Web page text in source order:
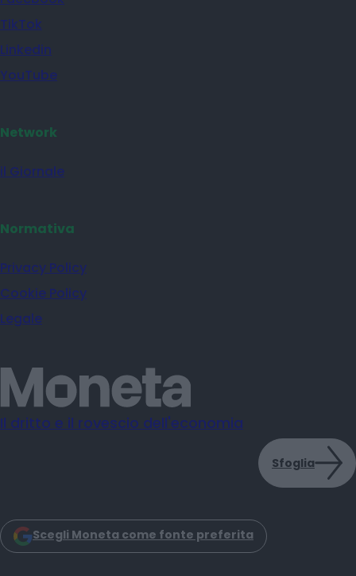
TikTok
Linkedin
YouTube
Network
il Giornale
Normativa
Privacy Policy
Cookie Policy
Legale
Il dritto e il rovescio dell'economia
Sfoglia
Scegli Moneta come fonte preferita